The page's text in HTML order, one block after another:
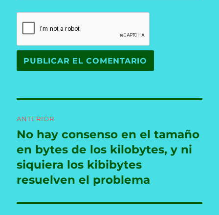
de
entradas
ANTERIOR
Entrada
anterior:
No hay consenso en el tamaño
en bytes de los kilobytes, y ni
siquiera los kibibytes
resuelven el problema